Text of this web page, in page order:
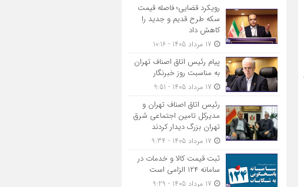
رویکرد قضایی؛ فاصله قیمت
سکه طرح قدیم و جدید را
کاهش داد
پیام رئیس اتاق اصناف تهران
به مناسبت روز خبرنگار
رئیس اتاق اصناف تهران و
مدیرکل تامین اجتماعی شرق
تهران بزرگ دیدار کردند
ثبت قیمت کالا و خدمات در
سامانه ۱۲۴ الزامی است